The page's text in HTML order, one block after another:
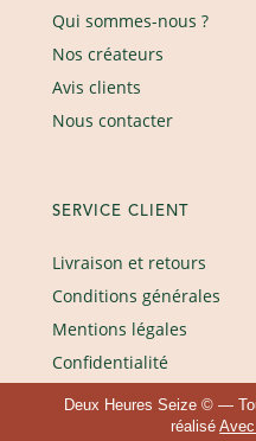
Qui sommes-nous ?
Nos créateurs
Avis clients
Nous contacter
SERVICE CLIENT
Livraison et retours
Conditions générales
Mentions légales
Confidentialité
Deux Heures Seize © —
réalisé